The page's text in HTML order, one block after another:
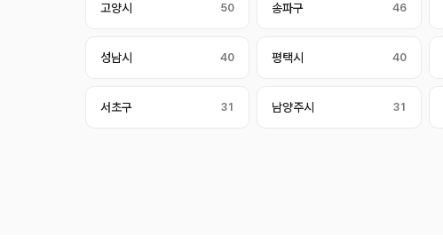
고양시 50 송파구 46
성남시 40 평택시 40
서초구 31 남양주시 31